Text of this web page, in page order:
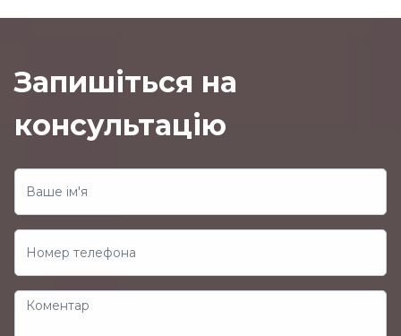
Запишіться на
консультацію